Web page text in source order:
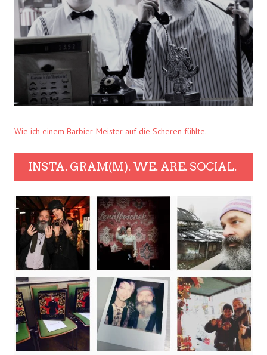
Wie ich einem Barbier-Meister auf die Scheren fühlte.
INSTA. GRAM(M). WE. ARE. SOCIAL.